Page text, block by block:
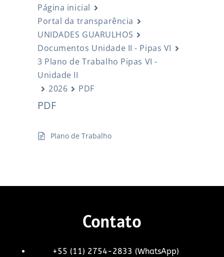
Página inicial
Portal da transparência
UNIDADES GUARULHOS
Documentos Unidade II - Pipas VI
3 Plano de Trabalho Pipas VI -
Unidade II
2026
PDF
PDF
Plano de Trabalho
Contato
+55 (11) 2754-2833 (WhatsApp)